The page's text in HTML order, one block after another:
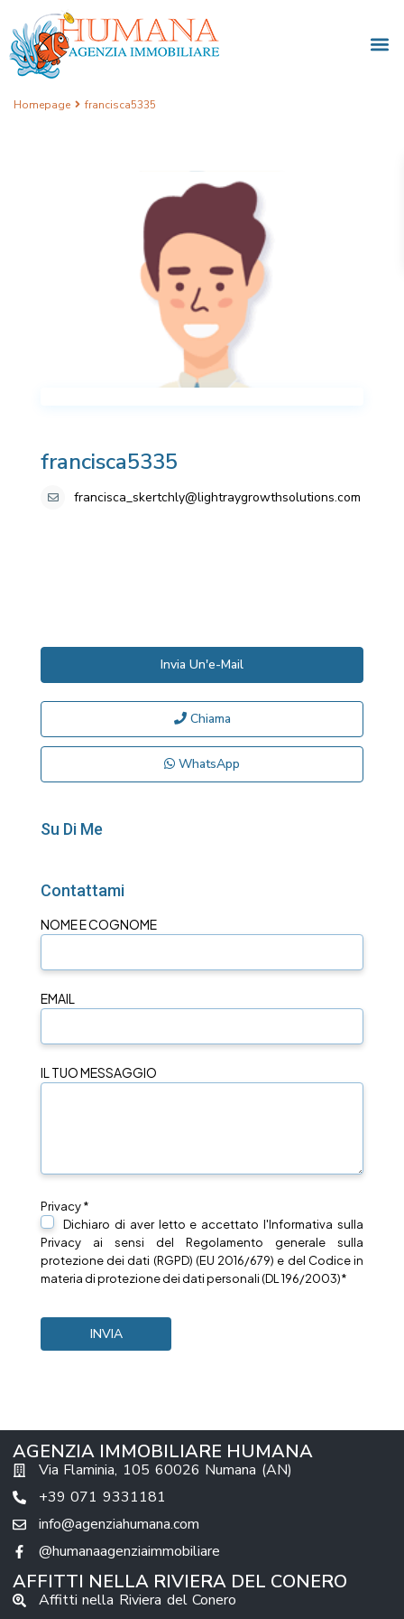
Homepage francisca5335
francisca5335
francisca_skertchly@lightraygrowthsolutions.com
Invia Un'e-Mail
Chiama
WhatsApp
Su Di Me
Contattami
NOME E COGNOME
EMAIL
IL TUO MESSAGGIO
Privacy *
Dichiaro di aver letto e accettato l'Informativa sulla
Privacy ai sensi del Regolamento generale sulla
protezione dei dati (RGPD) (EU 2016/679) e del Codice in
materia di protezione dei dati personali (DL 196/2003)*
AGENZIA IMMOBILIARE HUMANA
Via Flaminia, 105 60026 Numana (AN)
+39 071 9331181
info@agenziahumana.com
@humanaagenziaimmobiliare
AFFITTI NELLA RIVIERA DEL CONERO
Affitti nella Riviera del Conero